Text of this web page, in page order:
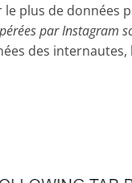
le plus de données
par Instagram
des internautes,